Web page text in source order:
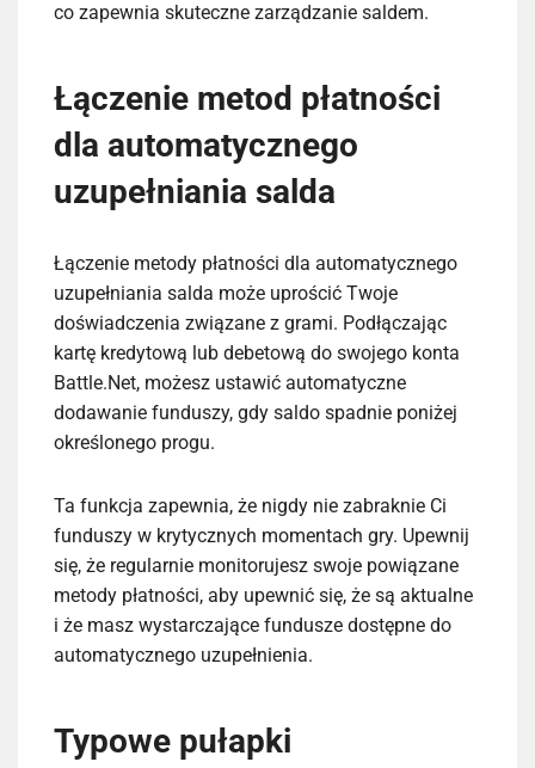
co zapewnia skuteczne zarządzanie saldem.
Łączenie metod płatności
dla automatycznego
uzupełniania salda
Łączenie metody płatności dla automatycznego
uzupełniania salda może uprościć Twoje
doświadczenia związane z grami. Podłączając
kartę kredytową lub debetową do swojego konta
Battle.Net, możesz ustawić automatyczne
dodawanie funduszy, gdy saldo spadnie poniżej
określonego progu.
Ta funkcja zapewnia, że nigdy nie zabraknie Ci
funduszy w krytycznych momentach gry. Upewnij
się, że regularnie monitorujesz swoje powiązane
metody płatności, aby upewnić się, że są aktualne
i że masz wystarczające fundusze dostępne do
automatycznego uzupełnienia.
Typowe pułapki